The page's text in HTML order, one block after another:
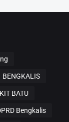
BENGKALIS
BATU
Bengkalis